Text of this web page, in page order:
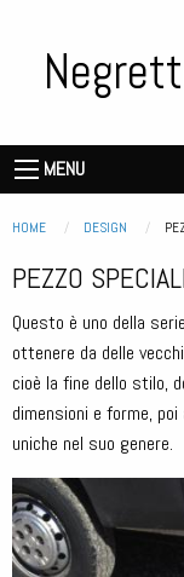
contenuto
de
vecie
Main
navigation
MENU
Briciole di pane
HOME DESIGN
PEZZO
Questo è uno della
ottenere da delle
cioè la fine dello stilo,
dimensioni e forme,
uniche nel suo genere.